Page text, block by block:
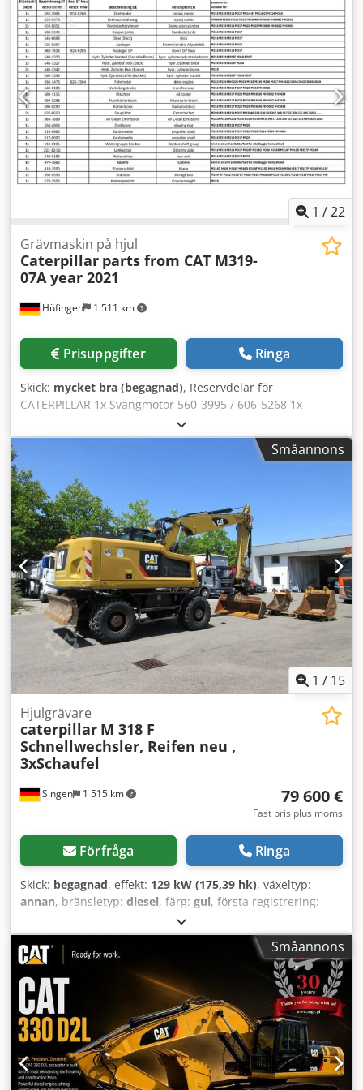
fyrhjulsdrift, pallgafflar
, Hjullastare CATERPILLAR IT28G
Snabbväxlingssystem! Pallgaffel mot extra kostnad. 17 762
drifttimmar 12 600 kg egenvikt 93 kW Produktnummer:
9AR00289 Tekniskt i gott skick! Tel. 44 Csdsi Tmhpspfx
Adqjrf
1 /22
Hüfingen 1 511 km
Grävmaskin på hjul
Caterpillar parts from CAT M319-
07A year 2021
Prisuppgifter Ringa
Skick: mycket bra (begagnad), Reservdelar för
CATERPILLAR 1x Svängmotor 560-3995 / 606-5268 1x
Roterande genomföring 525-9476 2x Pendelaxelcylinder
568-8851 1x Länk (Link) 568-9344 1x Sticka (Stick) 541-6698
1x Bom Variabel Justerbar 525-9267 1x Bom GP Stub 562-
7526/525-9265 1x Hydraulcylinder för variabel bom 540-
1323 1x Hydraulcylinder för sticka 540-1327 2x
Hydraulcylinder för lyft (bom) 540-1342 1x Hydraulcylinder
för skopa 540-1348 1x Körmotor 550-1473/625-7594 1x
Fördelningsväxellåda 549-0183 1x Oljekylare 589-1115 1x
Efterkylarblock 590-0288 1x Kylare block 590-0290 2x
Sugfläkt 637-6650 1x Luftfilteremission 563-7899 1x
Svängkrans 550-4954 1x Kardanaxel 516-9980 1x
Kardanaxel 517-0000 Credov E Dwxjpfx Adqef 1x
Kardanaxelgrupp 110-6135 1x Styrande axel 331-13-95 1x
Bakaxel 549-0180 1x Planeringsskjöld 419-1550 2x
Verktygslåda 556-5556 1x Motvikt 573-3553
Småannons
1 / 15
Singen 1 515 km
Hjulgrävare
caterpillar M 318 F
Schnellwechsler, Reifen neu ,
3xSchaufel
79 600 €
Fast pris plus moms
Förfråga Ringa
Skick: begagnad, effekt: 129 kW (175,39 hk), växeltyp:
annan, bränsletyp: diesel, färg: gul, första registrering:
ingen
Tillverkningsår:2019, drifttimmar:7 162 h, förarhytt:
annan
, bränsle:diesel
fyrhjulsdrift,
luftkonditionering
, * Backkamera * Snabbtillsats CAT CW-
20-H.4.N. Cjdszhbv Hspfx Adqjrf * Grävskopa 2,20 m * 2 x
djupgående skopa 1,00 m + 0,50 m * Nya däck ... Radio,
fyrhjulsdrift, luftkonditionering, snabbfäste, begagnad,
diesel, inklusive moms.
Småannons